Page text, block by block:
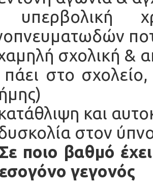
υπερβολική
σχολική &
στο
και
στον
ποιο βαθμό
γεγονός